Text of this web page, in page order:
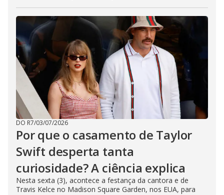
DO R7/03/07/2026
Por que o casamento de Taylor
Swift desperta tanta
curiosidade? A ciência explica
Nesta sexta (3), acontece a festança da cantora e de
Travis Kelce no Madison Square Garden, nos EUA, para